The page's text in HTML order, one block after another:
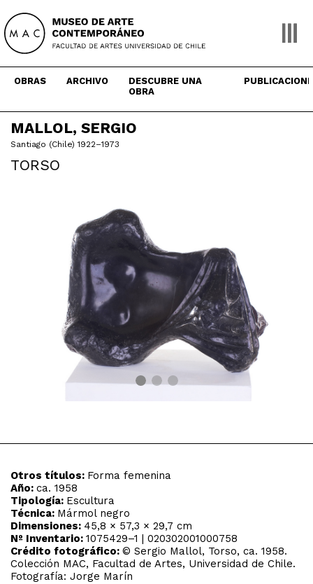
content
OBRAS ARCHIVO
DESCUBRE UNA
OBRA
MALLOL, SERGIO
Santiago (Chile) 1922–1973
TORSO
Otros títulos: Forma femenina
Año: ca. 1958
Tipología: Escultura
Técnica: Mármol negro
Dimensiones: 45,8 × 57,3 × 29,7 cm
Nº Inventario: 1075429–1 | 020302001000758
Crédito fotográfico: © Sergio Mallol, Torso, ca. 1958.
Colección MAC, Facultad de Artes, Universidad de Chile.
Fotografía: Jorge Marín